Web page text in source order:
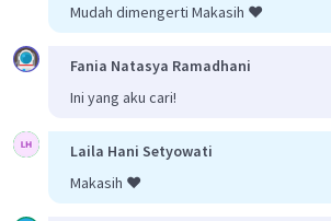
Mudah dimengerti Makasih ❤️
Fania Natasya Ramadhani
Ini yang aku cari!
Laila Hani Setyowati
Makasih ❤️